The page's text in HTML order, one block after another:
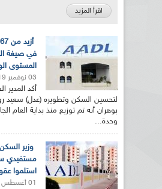
اقرأ المزيد
في صيغة
المستوى
03 نوفمبر 2019
أكد المدير
لتحسين السكن وتطويره (عدل) سعيد
وحدة...
مستفيدي
استلموا
01 أغسطس 2019